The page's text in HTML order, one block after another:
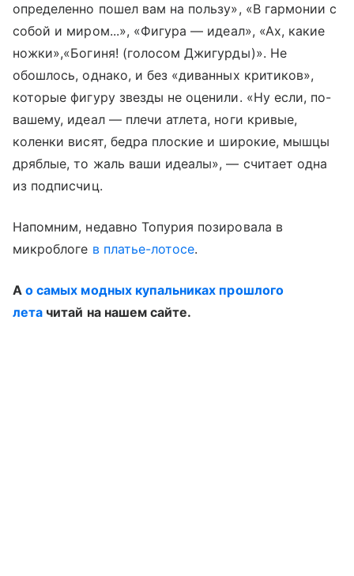
определенно пошел вам на пользу», «В гармонии с
собой и миром...», «Фигура — идеал», «Ах, какие
ножки»,«Богиня! (голосом Джигурды)». Не
обошлось, однако, и без «диванных критиков»,
которые фигуру звезды не оценили. «Ну если, по-
вашему, идеал — плечи атлета, ноги кривые,
коленки висят, бедра плоские и широкие, мышцы
дряблые, то жаль ваши идеалы», — считает одна
из подписчиц.
Напомним, недавно Топурия позировала в
микроблоге в платье-лотосе.
Ао самых модных купальниках прошлого
лета читай на нашем сайте.